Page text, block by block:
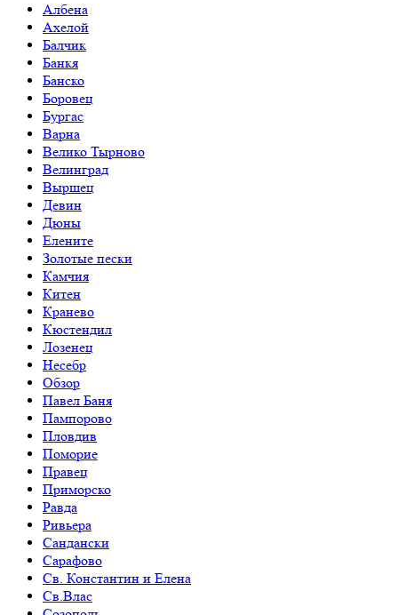
Албена
Ахелой
Балчик
Банкя
Банско
Боровец
Бургас
Варна
Велико Тырново
Велинград
Выршец
Девин
Дюны
Елените
Золотые пески
Камчия
Китен
Кранево
Кюстендил
Лозенец
Несебр
Обзор
Павел Баня
Пампорово
Пловдив
Поморие
Правец
Приморско
Равда
Ривьера
Сандански
Сарафово
Св. Константин и Елена
Св.Влас